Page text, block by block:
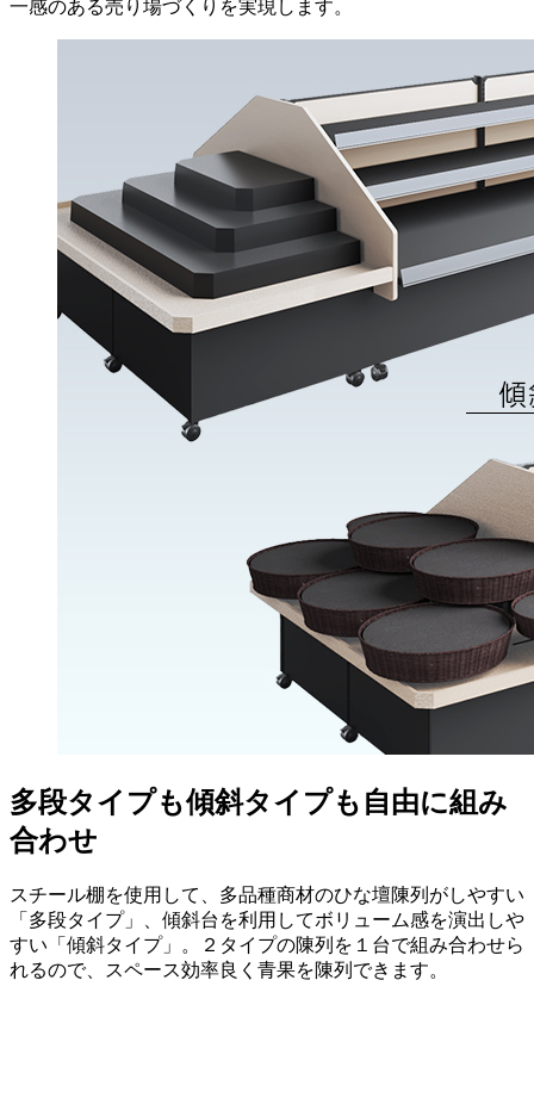
一感のある売り場づくりを実現します。
多段タイプも傾斜タイプも自由に組み
合わせ
スチール棚を使用して、多品種商材のひな壇陳列がしやすい
「多段タイプ」、傾斜台を利用してボリューム感を演出しや
すい「傾斜タイプ」。２タイプの陳列を１台で組み合わせら
れるので、スペース効率良く青果を陳列できます。